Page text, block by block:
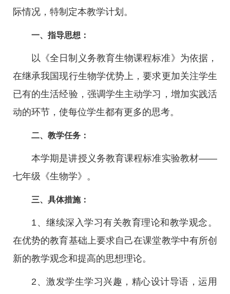
际情况，特制定本教学计划。
一、指导思想：
以《全日制义务教育生物课程标准》为依据，
在继承我国现行生物学优势上，要求更加关注学生
已有的生活经验，强调学生主动学习，增加实践活
动的环节，使每位学生都有更多的思考。
二、教学任务：
本学期是讲授义务教育课程标准实验教材——
七年级《生物学》。
三、具体措施：
1、继续深入学习有关教育理论和教学观念。
在优势的教育基础上要求自己在课堂教学中有所创
新的教学观念和提高的思想理论。
2、激发学生学习兴趣，精心设计导语，运用